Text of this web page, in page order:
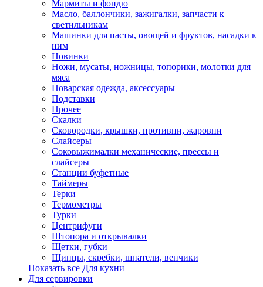
Мармиты и фондю
Масло, баллончики, зажигалки, запчасти к
светильникам
Машинки для пасты, овощей и фруктов, насадки к
ним
Новинки
Ножи, мусаты, ножницы, топорики, молотки для
мяса
Поварская одежда, аксессуары
Подставки
Прочее
Скалки
Сковородки, крышки, противни, жаровни
Слайсеры
Соковыжималки механические, прессы и
слайсеры
Станции буфетные
Таймеры
Терки
Термометры
Турки
Центрифуги
Штопора и открывалки
Щетки, губки
Щипцы, скребки, шпатели, венчики
Показать все Для кухни
Для сервировки